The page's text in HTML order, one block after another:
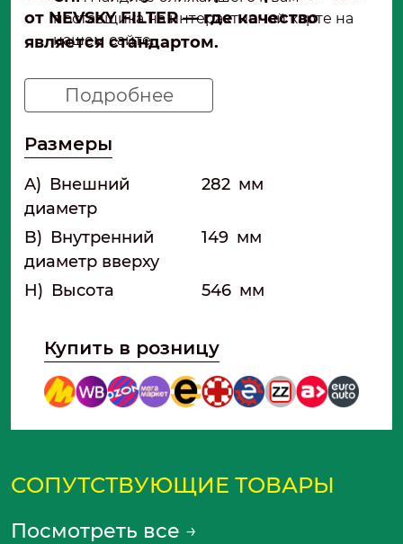
поставщика на интерактивной карте на
нашем сайте.
от NEVSKY FILTER — где качество
является стандартом.
Подробнее
Размеры
A) Внешний
диаметр
282 мм
B) Внутренний
диаметр вверху
149 мм
H) Высота 546 мм
Купить в розницу
СОПУТСТВУЮЩИЕ ТОВАРЫ
Посмотреть все →